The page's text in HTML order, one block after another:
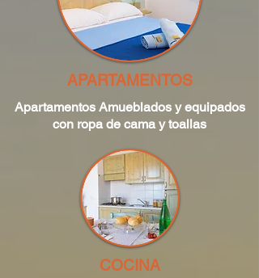
APARTAMENTOS
Apartamentos Amueblados y equipados
con ropa de cama y toallas
COCINA